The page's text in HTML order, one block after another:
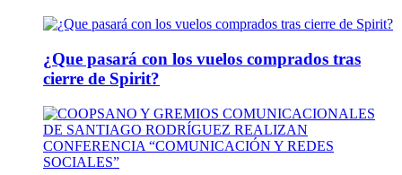
¿Que pasará con los vuelos comprados tras
cierre de Spirit?